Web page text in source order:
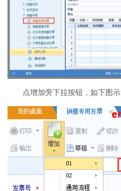
点增加旁下拉按钮，如下图示